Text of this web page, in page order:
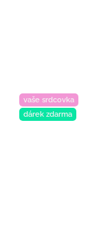
vaše srdcovka
dárek zdarma